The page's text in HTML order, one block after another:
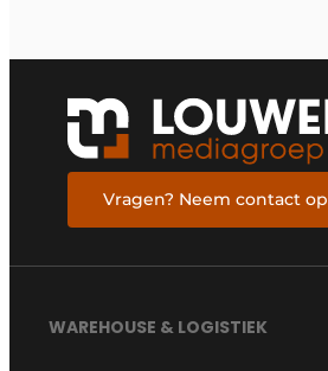
Vragen? Neem contact op
WAREHOUSE & LOGISTIEK